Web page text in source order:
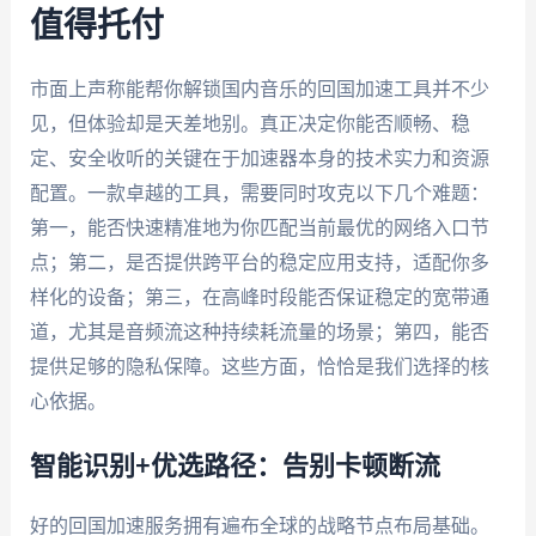
值得托付
市面上声称能帮你解锁国内音乐的回国加速工具并不少
见，但体验却是天差地别。真正决定你能否顺畅、稳
定、安全收听的关键在于加速器本身的技术实力和资源
配置。一款卓越的工具，需要同时攻克以下几个难题：
第一，能否快速精准地为你匹配当前最优的网络入口节
点；第二，是否提供跨平台的稳定应用支持，适配你多
样化的设备；第三，在高峰时段能否保证稳定的宽带通
道，尤其是音频流这种持续耗流量的场景；第四，能否
提供足够的隐私保障。这些方面，恰恰是我们选择的核
心依据。
智能识别+优选路径：告别卡顿断流
好的回国加速服务拥有遍布全球的战略节点布局基础。